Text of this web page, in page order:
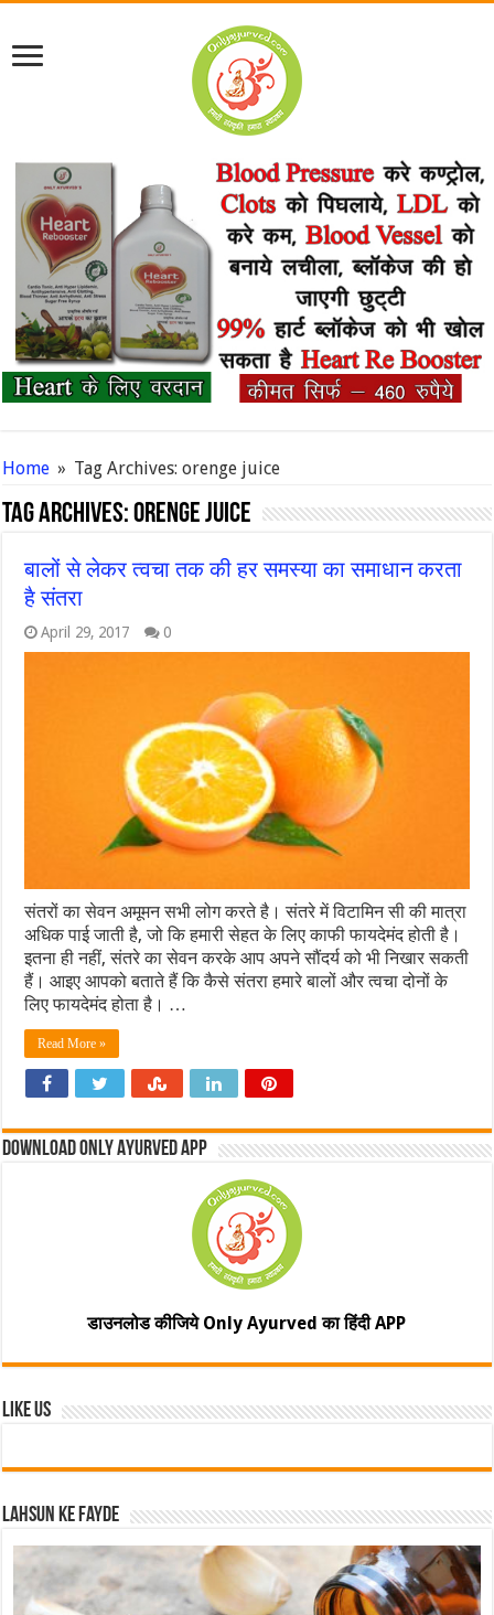
Home » Tag Archives: orenge juice
Tag Archives:orenge juice
बालों से लेकर त्वचा तक की हर समस्या का समाधान करता
है संतरा
April 29, 2017 0
संतरों का सेवन अमूमन सभी लोग करते है। संतरे में विटामिन सी की मात्रा
अधिक पाई जाती है, जो कि हमारी सेहत के लिए काफी फायदेमंद होती है।
इतना ही नहीं, संतरे का सेवन करके आप अपने सौंदर्य को भी निखार सकती
हैं। आइए आपको बताते हैं कि कैसे संतरा हमारे बालों और त्वचा दोनों के
लिए फायदेमंद होता है। …
Read More »
Download Only Ayurved App
डाउनलोड कीजिये Only Ayurved का हिंदी APP
Like Us
Lahsun ke fayde